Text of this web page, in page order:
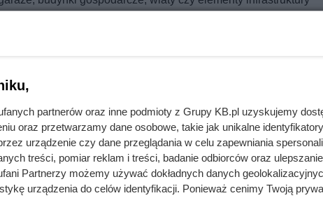
otrzymały pismo od gminy z dokładnym wyliczeniem
zł? O cenie decyduje kilka szczegółów
partnerów oraz inne podmioty z Grupy KB.pl uzyskujemy
oraz przetwarzamy dane osobowe, takie jak unikalne
urządzenie czy dane przeglądania w celu zapewniania
treści, pomiar reklam i treści, badanie odbiorców oraz
Partnerzy możemy używać dokładnych danych
urządzenia do celów identyfikacji. Ponieważ cenimy Twoją